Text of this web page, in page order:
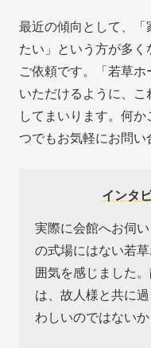
最近の傾向として、「
たい」という方が多
ご依頼です。「若草
いただけるように、
してまいります。何
つでもお気軽にお問い
インタ
実際に会館へお伺
の式場にはない若
囲気を感じました
は、故人様と共に
わしいのではないか